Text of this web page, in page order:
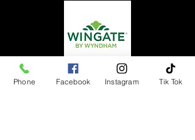
Phone Facebook Instagram Tik Tok